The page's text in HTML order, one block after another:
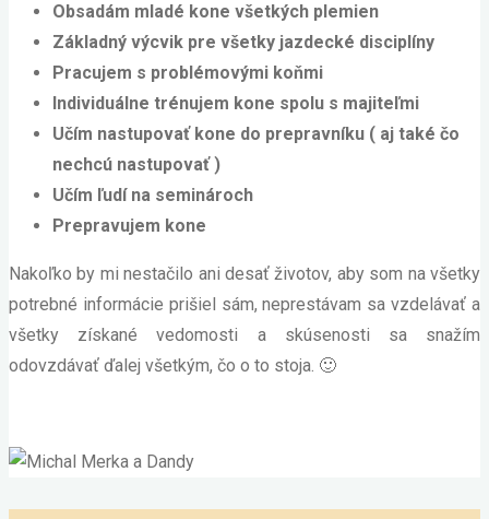
Obsadám mladé kone všetkých plemien
Základný výcvik pre všetky jazdecké disciplíny
Pracujem s problémovými koňmi
Individuálne trénujem kone spolu s majiteľmi
Učím nastupovať kone do prepravníku ( aj také čo
nechcú nastupovať )
Učím ľudí na seminároch
Prepravujem kone
Nakoľko by mi nestačilo ani desať životov, aby som na všetky
potrebné informácie prišiel sám, neprestávam sa vzdelávať a
všetky získané vedomosti a skúsenosti sa snažím
odovzdávať ďalej všetkým, čo o to stoja. 🙂